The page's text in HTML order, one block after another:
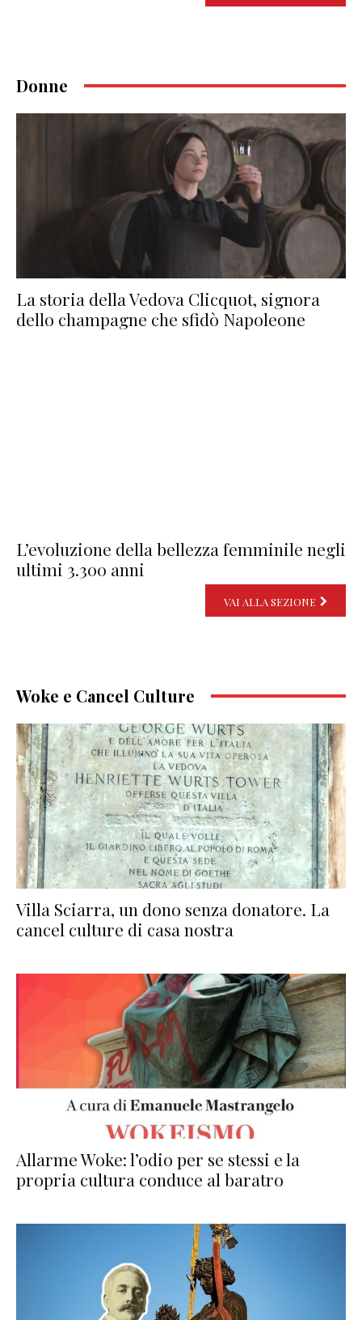
Donne
La storia della Vedova Clicquot, signora
dello champagne che sfidò Napoleone
L’evoluzione della bellezza femminile negli
ultimi 3.300 anni
VAI ALLA SEZIONE
Woke e Cancel Culture
Villa Sciarra, un dono senza donatore. La
cancel culture di casa nostra
Allarme Woke: l’odio per se stessi e la
propria cultura conduce al baratro